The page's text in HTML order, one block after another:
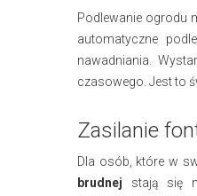
Podlewanie ogrodu
automatyczne
nawadniania.
czasowego. Jest to
Zasilanie
Dla osób, które w
brudnej stają się